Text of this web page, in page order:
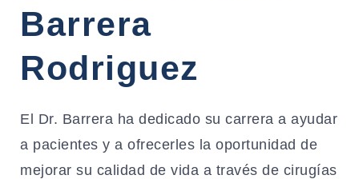
Barrera
Rodriguez
El Dr. Barrera ha dedicado su carrera a ayudar
a pacientes y a ofrecerles la oportunidad de
mejorar su calidad de vida a través de cirugías